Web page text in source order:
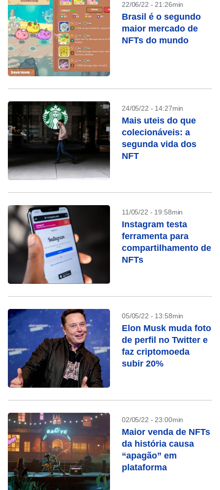
22/06/22 - 21:26min
Brasil é o segundo
maior mercado de
NFTs do mundo
24/05/22 - 14:27min
Mais uteis do que
colecionáveis: a
segunda vida dos
NFT
11/05/22 - 19:58min
Instagram testa
ferramenta para
compartilhamento de
NFTs
05/05/22 - 13:58min
Elon Musk muda foto
de perfil no Twitter e
faz criptomoeda
subir 20%
02/05/22 - 23:00min
Maior venda de NFTs
da história causa
“apagão” em
plataforma